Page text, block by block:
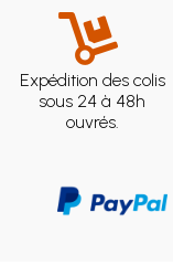
Expédition des colis
sous 24 à 48h
ouvrés.